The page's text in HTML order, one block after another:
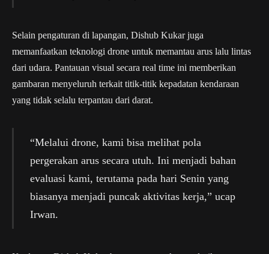
Selain pengaturan di lapangan, Dishub Kukar juga
memanfaatkan teknologi drone untuk memantau arus lalu lintas
dari udara. Pantauan visual secara real time ini memberikan
gambaran menyeluruh terkait titik-titik kepadatan kendaraan
yang tidak selalu terpantau dari darat.
“Melalui drone, kami bisa melihat pola
pergerakan arus secara utuh. Ini menjadi bahan
evaluasi kami, terutama pada hari Senin yang
biasanya menjadi puncak aktivitas kerja,” ucap
Irwan.